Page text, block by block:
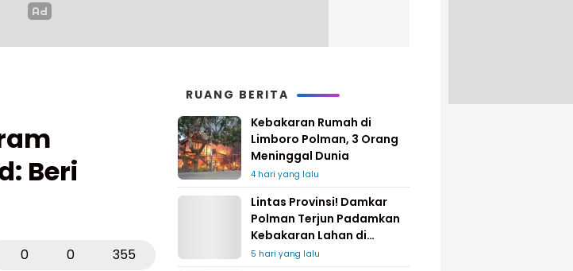
Beri
0 0 355
RUANG BERITA
Kebakaran Rumah di
Limboro Polman, 3 Orang
Meninggal Dunia
4 hari yang lalu
Lintas Provinsi! Damkar
Polman Terjun Padamkan
Kebakaran Lahan di
Pinrang
5 hari yang lalu